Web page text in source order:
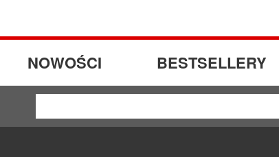
NOWOŚCI BESTSELLERY